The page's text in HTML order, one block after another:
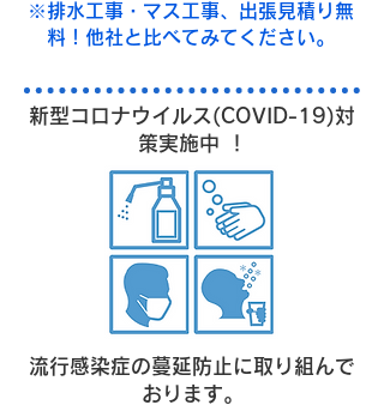
※排水工事・マス工事、出張見積り無
料！他社と比べてみてください。
新型コロナウイルス(COVID-19)対
策実施中 ！
流行感染症の蔓延防止に取り組んで
おります。